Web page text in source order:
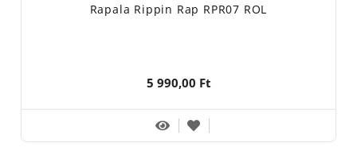
Rapala Rippin Rap RPR07 ROL
5 990,00 Ft